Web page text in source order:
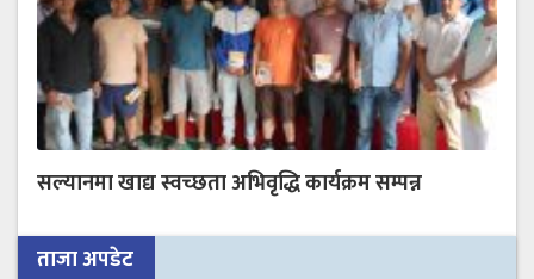
सल्यानमा खाद्य स्वच्छता अभिवृद्धि कार्यक्रम सम्पन्न
ताजा अपडेट